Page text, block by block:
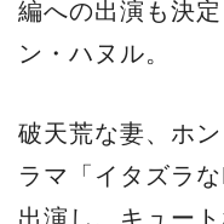
編への出演も決
ン・ハヌル。
破天荒な妻、ホ
ラマ「イタズラ
出演し、キュー